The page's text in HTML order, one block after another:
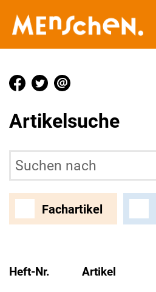
Artikelsuche
Fachartikel
Heft-Nr. Artikel